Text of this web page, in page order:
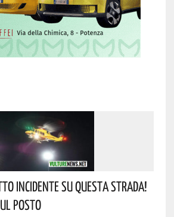
Incidente Su Questa Strada!
Posto